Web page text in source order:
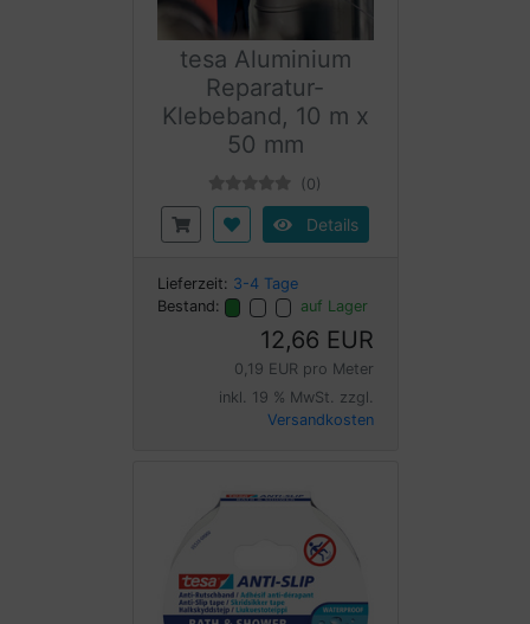
tesa Aluminium
Reparatur-
Klebeband, 10 m x
50 mm
(0)
Details
Lieferzeit: 3-4 Tage
Bestand:
auf Lager
12,66 EUR
0,19 EUR pro Meter
inkl. 19 % MwSt. zzgl.
Versandkosten